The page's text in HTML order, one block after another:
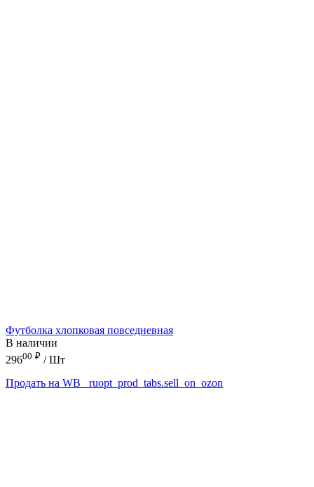
Футболка хлопковая повседневная
В наличии
29600 ₽ / Шт
Продать на WB
_ruopt_prod_tabs.sell_on_ozon